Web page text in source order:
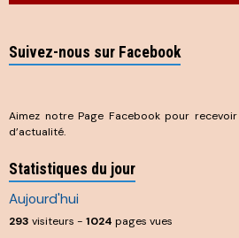
Suivez-nous sur Facebook
Aimez notre Page Facebook pour
d’actualité.
Statistiques du jour
Aujourd'hui
293 visiteurs - 1024 pages vues